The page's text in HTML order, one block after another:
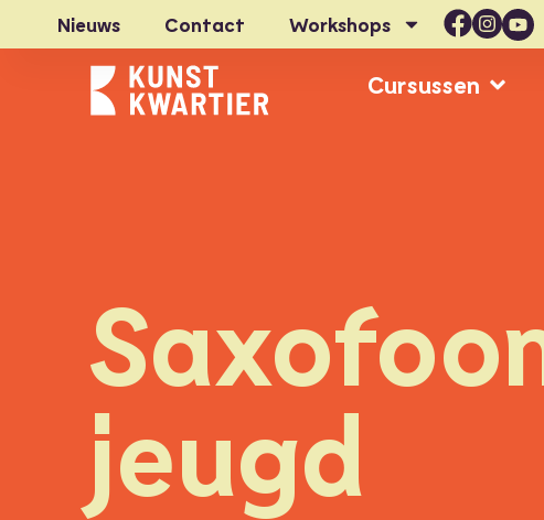
Nieuws Contact Workshops
Cursussen
jeugd